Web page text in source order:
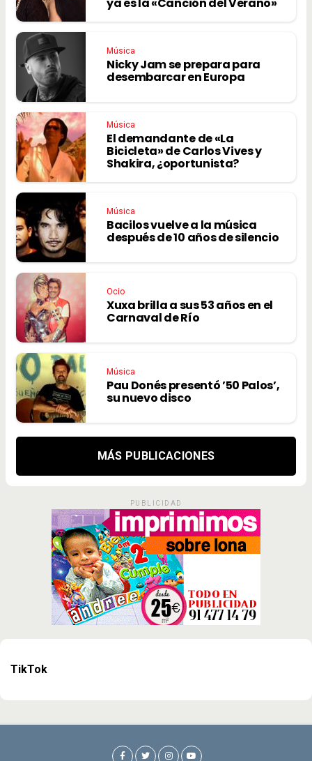
Música
Nicky Jam se prepara para
desembarcar en Europa
Música
El demandante de «La
Bicicleta» de Carlos Vives y
Shakira, ¿oportunista?
Música
Bacilos vuelve a la música
después de 10 años de silencio
Ocio
Xuxa brilla a sus 53 años en el
Carnaval de Río
Música
Pau Donés presentó ’50 Palos’,
su nuevo disco
MÁS PUBLICACIONES
PUBLICIDAD
TikTok